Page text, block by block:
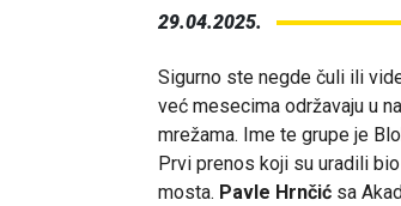
29.04.2025.
Sigurno ste negde čuli ili
već mesecima održavaju u
mrežama. Ime te grupe je
Prvi prenos koji su uradili
mosta. Pavle Hrnčić sa